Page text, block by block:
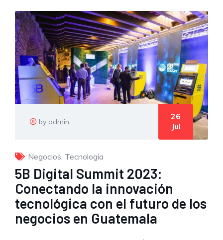
by admin
26
Jul
Negocios Tecnología
5B Digital Summit 2023:
Conectando la innovación
tecnológica con el futuro de los
negocios en Guatemala